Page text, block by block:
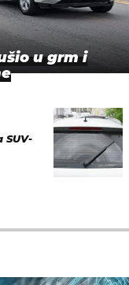
u grm i
SUV-